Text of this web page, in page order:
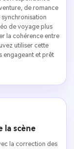
de romance
synchronisation
de voyage plus
la cohérence entre
utiliser cette
engageant et prêt
la scène
la correction des